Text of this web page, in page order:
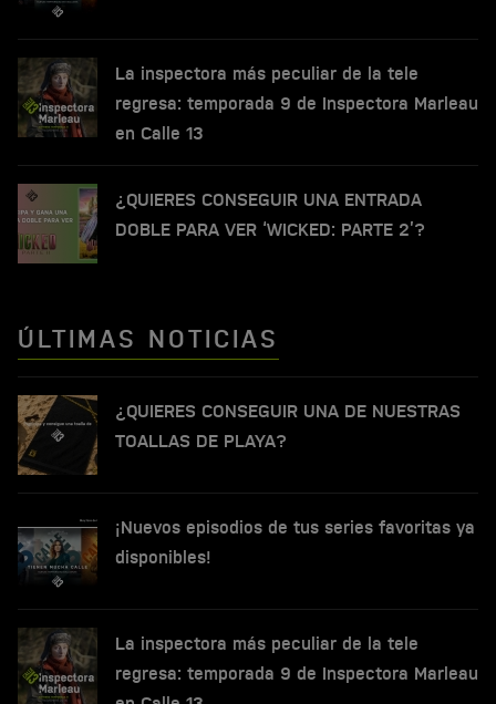
La inspectora más peculiar de la tele
regresa: temporada 9 de Inspectora Marleau
en Calle 13
¿QUIERES CONSEGUIR UNA ENTRADA
DOBLE PARA VER ‘WICKED: PARTE 2’?
ÚLTIMAS NOTICIAS
¿QUIERES CONSEGUIR UNA DE NUESTRAS
TOALLAS DE PLAYA?
¡Nuevos episodios de tus series favoritas ya
disponibles!
La inspectora más peculiar de la tele
regresa: temporada 9 de Inspectora Marleau